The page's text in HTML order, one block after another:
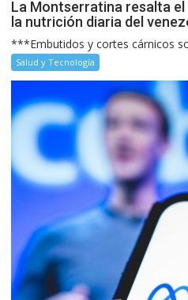
La Montserratina resalta
la nutrición diaria del
***Embutidos y cortes cárnicos
Salud y Tecnología